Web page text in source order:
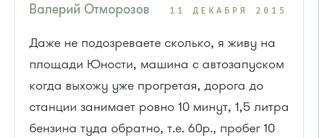
Валерий Отморозов 11 ДЕКАБРЯ 2015
Даже не подозреваете сколько, я живу на
площади Юности, машина с автозапуском
когда выхожу уже прогретая, дорога до
станции занимает ровно 10 минут, 1,5 литра
бензина туда обратно, т.е. 60р., пробег 10